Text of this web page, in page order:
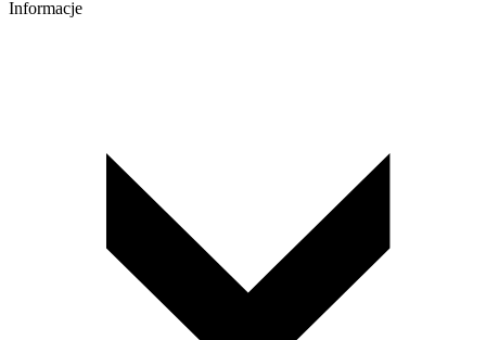
Informacje